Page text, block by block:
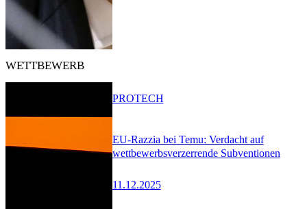
WETTBEWERB
EU-Razzia bei Temu: Verdacht auf
wettbewerbsverzerrende Subventionen
11.12.2025
PROTECH